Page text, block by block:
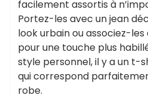
facilement assortis à
Portez-les avec un jean
look urbain ou associez-
pour une touche plus
style personnel, il y a un t-
qui correspond
robe.